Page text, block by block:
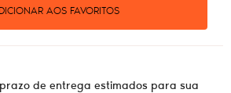
AOS FAVORITOS
de entrega estimados para sua